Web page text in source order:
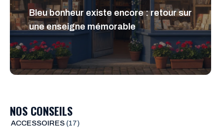
Bleu bonheur existe encore : retour sur
une enseigne mémorable
NOS CONSEILS
ACCESSOIRES(17)